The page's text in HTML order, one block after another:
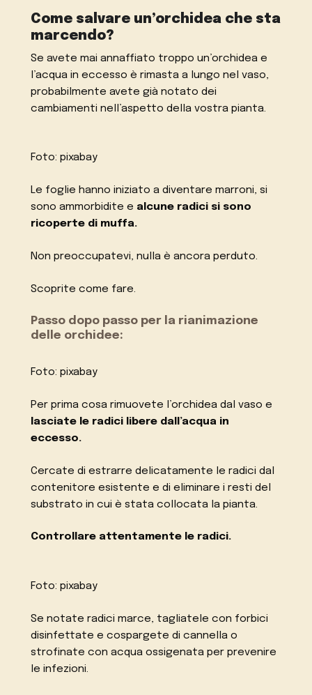
Come salvare un’orchidea che sta
marcendo?
Se avete mai annaffiato troppo un’orchidea e
l’acqua in eccesso è rimasta a lungo nel vaso,
probabilmente avete già notato dei
cambiamenti nell’aspetto della vostra pianta.
Foto: pixabay
Le foglie hanno iniziato a diventare marroni, si
sono ammorbidite e alcune radici si sono
ricoperte di muffa.
Non preoccupatevi, nulla è ancora perduto.
Scoprite come fare.
Passo dopo passo per la rianimazione
delle orchidee:
Foto: pixabay
Per prima cosa rimuovete l’orchidea dal vaso e
lasciate le radici libere dall’acqua in
eccesso.
Cercate di estrarre delicatamente le radici dal
contenitore esistente e di eliminare i resti del
substrato in cui è stata collocata la pianta.
Controllare attentamente le radici.
Foto: pixabay
Se notate radici marce, tagliatele con forbici
disinfettate e cospargete di cannella o
strofinate con acqua ossigenata per prevenire
le infezioni.